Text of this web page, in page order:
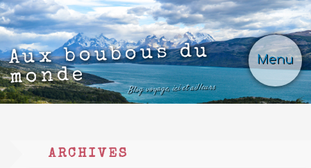
Menu
Aux boubous du
monde
Blog voyage, ici et ailleurs
ARCHIVES